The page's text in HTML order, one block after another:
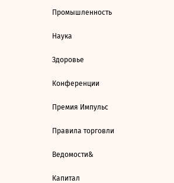
Промышленность
Наука
Здоровье
Конференции
Премия Импульс
Правила торговли
Ведомости&
Капитал